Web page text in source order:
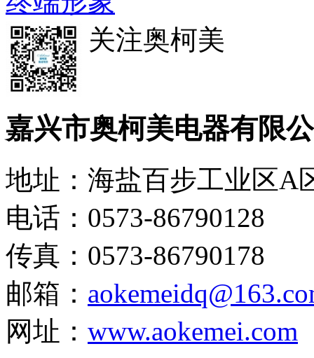
关注奥柯美
嘉兴市奥柯美电器有限
地址：海盐百步工业区A
电话：0573-86790128
传真：0573-86790178
邮箱：
网址： www.aokemei.com